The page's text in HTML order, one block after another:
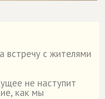
встречу с жителями
не наступит
как мы